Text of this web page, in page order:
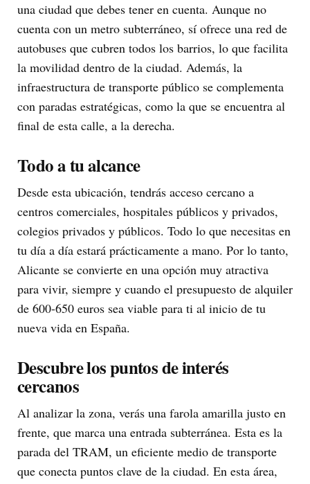
una ciudad que debes tener en cuenta. Aunque no
cuenta con un metro subterráneo, sí ofrece una red de
autobuses que cubren todos los barrios, lo que facilita
la movilidad dentro de la ciudad. Además, la
infraestructura de transporte público se complementa
con paradas estratégicas, como la que se encuentra al
final de esta calle, a la derecha.
Todo a tu alcance
Desde esta ubicación, tendrás acceso cercano a
centros comerciales, hospitales públicos y privados,
colegios privados y públicos. Todo lo que necesitas en
tu día a día estará prácticamente a mano. Por lo tanto,
Alicante se convierte en una opción muy atractiva
para vivir, siempre y cuando el presupuesto de alquiler
de 600-650 euros sea viable para ti al inicio de tu
nueva vida en España.
Descubre los puntos de interés
cercanos
Al analizar la zona, verás una farola amarilla justo en
frente, que marca una entrada subterránea. Esta es la
parada del TRAM, un eficiente medio de transporte
que conecta puntos clave de la ciudad. En esta área,